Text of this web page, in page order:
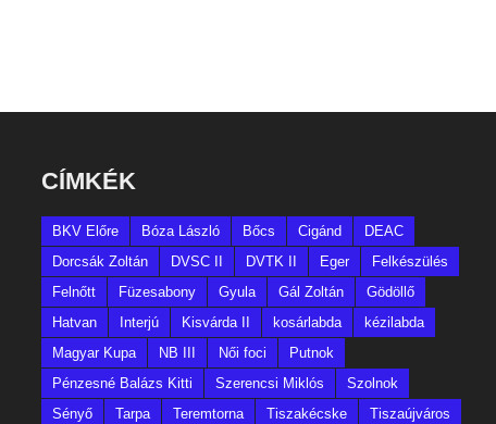
CÍMKÉK
BKV Előre Bóza László Bőcs Cigánd
DEAC
Dorcsák Zoltán
DVSC II DVTK II Eger
Felkészülés
Felnőtt
Füzesabony Gyula Gál Zoltán
Gödöllő
Hatvan
Interjú Kisvárda II kosárlabda
kézilabda
Magyar Kupa
NB III Női foci
Putnok
Pénzesné Balázs Kitti
Szerencsi Miklós
Szolnok
Sényő
Tarpa Teremtorna Tiszakécske Tiszaújváros